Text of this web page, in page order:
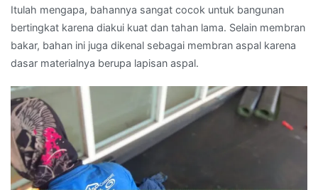
Itulah mengapa, bahannya sangat cocok untuk bangunan
bertingkat karena diakui kuat dan tahan lama. Selain membran
bakar, bahan ini juga dikenal sebagai membran aspal karena
dasar materialnya berupa lapisan aspal.